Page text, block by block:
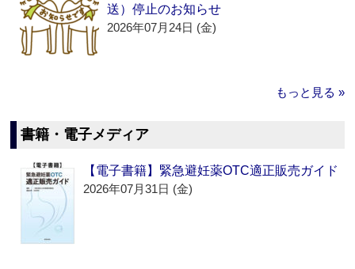
送）停止のお知らせ
2026年07月24日 (金)
もっと見る »
書籍・電子メディア
【電子書籍】緊急避妊薬OTC適正販売ガイド
2026年07月31日 (金)